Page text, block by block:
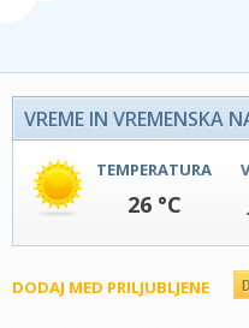
VREME IN VREMENSKA
TEMPERATURA
26 °C
DODAJ MED PRILJUBLJENE